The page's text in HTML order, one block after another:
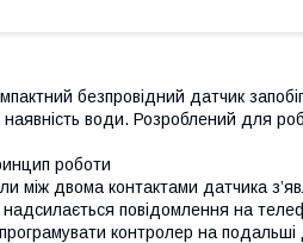
безпровідний датчик
наявність води. Розроблений для
роботи
між двома контактами датчика
надсилається повідомлення на
контролер на подальші